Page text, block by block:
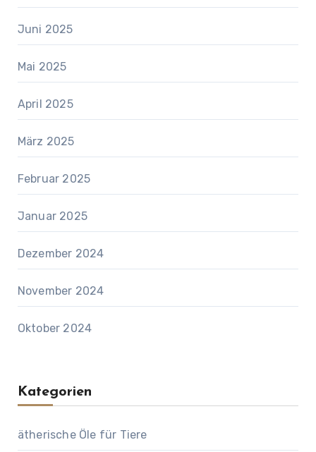
Juni 2025
Mai 2025
April 2025
März 2025
Februar 2025
Januar 2025
Dezember 2024
November 2024
Oktober 2024
Kategorien
ätherische Öle für Tiere